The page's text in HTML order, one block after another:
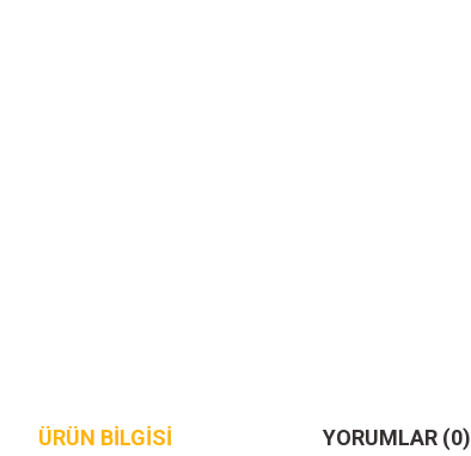
ÜRÜN BILGISI YORUMLAR (0)